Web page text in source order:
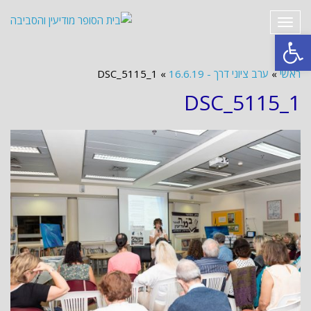
פתח סרגל נגישות
תפריט
ראשי » ערב ציוני דרך - 16.6.19 »
DSC_5115_1
DSC_5115_1